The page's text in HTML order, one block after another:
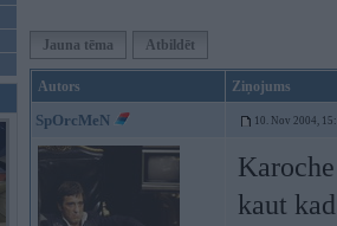
Jauna tēma Atbildēt
Autors Ziņojums
SpOrcMeN 10. Nov 2004,
kaut